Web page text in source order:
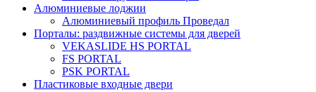
Алюминиевые лоджии
Алюминиевый профиль Проведал
Порталы: раздвижные системы для дверей
VEKASLIDE HS PORTAL
FS PORTAL
PSK PORTAL
Пластиковые входные двери